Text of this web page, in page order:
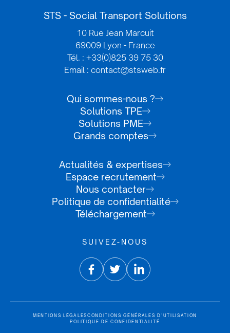
STS - Social Transport Solutions
10 Rue Jean Marcuit
69009 Lyon - France
Tél. : +33(0)825 39 75 30
Email : contact@stsweb.fr
Qui sommes-nous ?
Solutions TPE
Solutions PME
Grands comptes
Actualités & expertises
Espace recrutement
Nous contacter
Politique de confidentialité
Téléchargement
SUIVEZ-NOUS
MENTIONS LÉGALES CONDITIONS GÉNÉRALES D’UTILISATION
POLITIQUE DE CONFIDENTIALITÉ